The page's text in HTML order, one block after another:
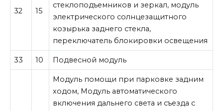
32 15
стеклоподъемников и зеркал, модуль
электрического солнцезащитного
козырька заднего стекла,
переключатель блокировки освещения
33 10 Подвесной модуль
Модуль помощи при парковке задним
ходом, Модуль автоматического
включения дальнего света и съезда с